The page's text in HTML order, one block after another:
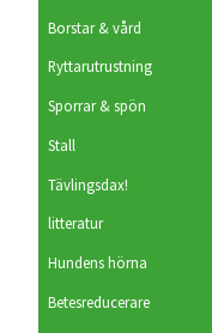
Borstar & vård
Ryttarutrustning
Sporrar & spön
Stall
Tävlingsdax!
litteratur
Hundens hörna
Betesreducerare